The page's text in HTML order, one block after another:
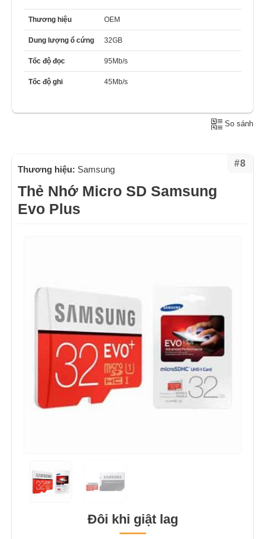
Thương hiệu OEM
Dung lượng ổ cứng 32GB
Tốc độ đọc 95Mb/s
Tốc độ ghi 45Mb/s
So sánh
#8
Thương hiệu: Samsung
Thẻ Nhớ Micro SD Samsung
Evo Plus
Đôi khi giật lag